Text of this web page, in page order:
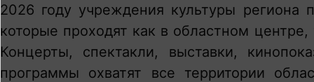
2026 году учреждения культуры региона
которые проходят как в областном
Концерты, спектакли, выставки,
программы охватят все территории